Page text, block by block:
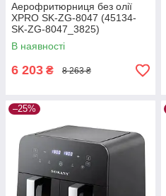
Аерофритюрниця без олії
XPRO SK-ZG-8047 (45134-
SK-ZG-8047_3825)
В наявності
6 203 ₴ 8 263 ₴
–25%